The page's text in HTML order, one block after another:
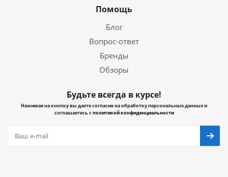
Помощь
Блог
Вопрос-ответ
Бренды
Обзоры
Будьте всегда в курсе!
Нажимая на кнопку вы даете согласие на обработку персональных данных и
соглашаетесь сполитикой конфиденциальности